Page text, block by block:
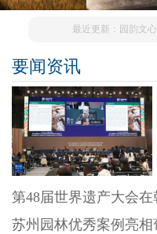
最近更新：园韵文
要闻资讯
第48届世界遗产大会
苏州园林优秀案例亮相